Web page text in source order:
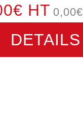
HT 0,00€
DETAILS